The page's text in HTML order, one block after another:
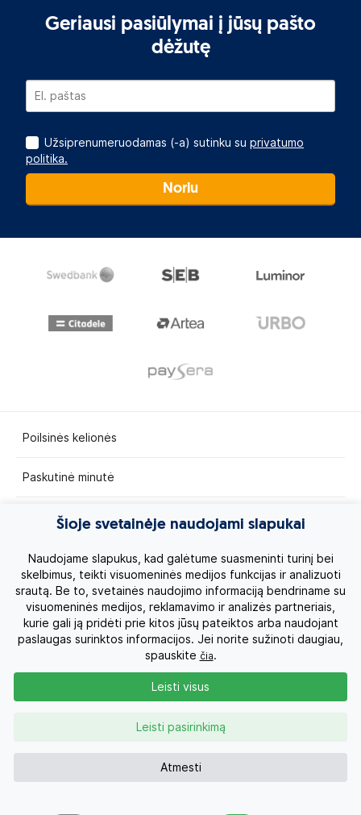
Geriausi pasiūlymai į jūsų pašto
dėžutę
Užsiprenumeruodamas (-a) sutinku su privatumo
politika.
Noriu
Poilsinės kelionės
Paskutinė minutė
Egzotinės kelionės
Kruizai
Kelionės po Lietuvą
Apie mus
Privatumo politika
Kontaktai
Šioje svetainėje naudojami slapukai
Naudojame slapukus, kad galėtume suasmeninti turinį bei
skelbimus, teikti visuomeninės medijos funkcijas ir analizuoti
srautą. Be to, svetainės naudojimo informaciją bendriname su
visuomeninės medijos, reklamavimo ir analizės partneriais,
kurie gali ją pridėti prie kitos jūsų pateiktos arba naudojant
paslaugas surinktos informacijos. Jei norite sužinoti daugiau,
spauskite čia.
Atmesti
Leisti pasirinkimą
Leisti visus